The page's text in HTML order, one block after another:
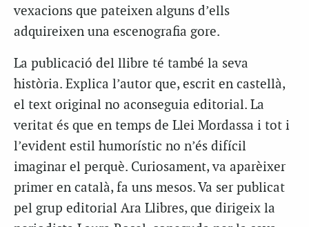
vexacions que pateixen alguns d’ells
adquireixen una escenografia gore.
La publicació del llibre té també la seva
història. Explica l’autor que, escrit en castellà,
el text original no aconseguia editorial. La
veritat és que en temps de Llei Mordassa i tot i
l’evident estil humorístic no n’és difícil
imaginar el perquè. Curiosament, va aparèixer
primer en català, fa uns mesos. Va ser publicat
pel grup editorial Ara Llibres, que dirigeix ​​la